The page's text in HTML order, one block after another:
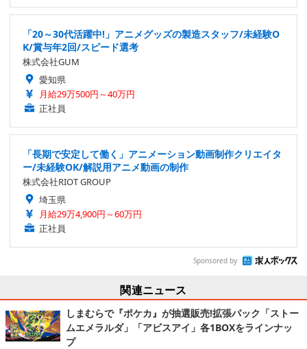
「20～30代活躍中!」アニメグッズの製造スタッフ/未経験O
K/賞与年2回/スピード選考
株式会社GUM
愛知県
月給29万500円～40万円
正社員
「長期で安定して働く」アニメーション動画制作クリエイタ
ー/未経験OK/解説用アニメ動画の制作
株式会社RIOT GROUP
埼玉県
月給29万4,900円～60万円
正社員
Sponsored by
関連ニュース
しまむらで『ポケカ』が抽選販売!拡張パック「ストー
ムエメラルダ」「アビスアイ」各1BOXをラインナッ
プ